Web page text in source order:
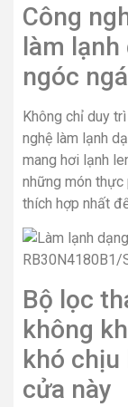
Công
làm
ngóc
Không chỉ duy
nghệ làm lạnh
mang hơi lạnh
những món
thích hợp nhất
Bộ lọc
không
khó chịu
cửa này